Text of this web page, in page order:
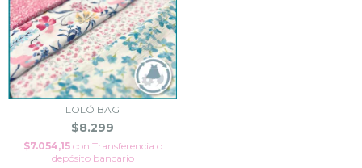
LOLÓ BAG
$8.299
$7.054,15 con Transferencia o
depósito bancario